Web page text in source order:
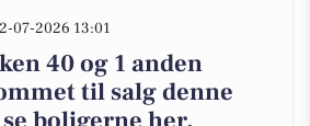
07-2026 13:01
40 og 1 anden
til salg denne